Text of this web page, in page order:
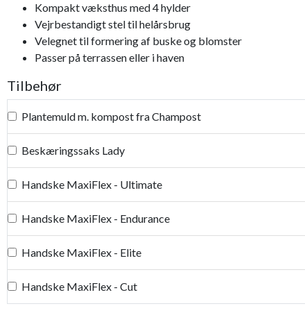
Kompakt væksthus med 4 hylder
Vejrbestandigt stel til helårsbrug
Velegnet til formering af buske og blomster
Passer på terrassen eller i haven
Tilbehør
Plantemuld m. kompost fra Champost
Beskæringssaks Lady
Handske MaxiFlex - Ultimate
Handske MaxiFlex - Endurance
Handske MaxiFlex - Elite
Handske MaxiFlex - Cut